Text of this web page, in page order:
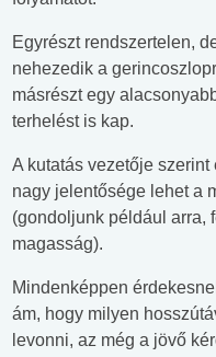
Egyrészt rendszertelen,
nehezedik a
másrészt egy
terhelést is kap.
A kutatás vezetője
nagy jelentősége lehet a
(gondoljunk például arra,
magasság).
Mindenképpen
ám, hogy milyen
levonni, az még a jövő